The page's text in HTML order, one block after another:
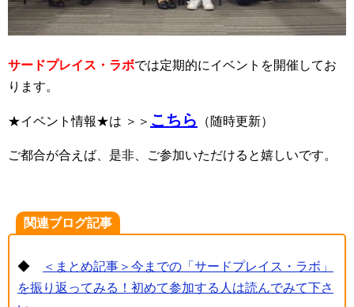
サードプレイス・ラボでは定期的にイベントを開催してお
ります。
★イベント情報★は ＞＞ こちら （随時更新）
ご都合が合えば、是非、ご参加いただけると嬉しいです。
関連ブログ記事
◆
＜まとめ記事＞今までの「サードプレイス・ラボ」
を振り返ってみる！初めて参加する人は読んでみて下さ